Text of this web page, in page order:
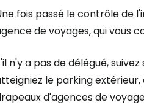
fois passé le contrôle de
de voyages, qui vous
n'y a pas de délégué,
le parking
d'agences de